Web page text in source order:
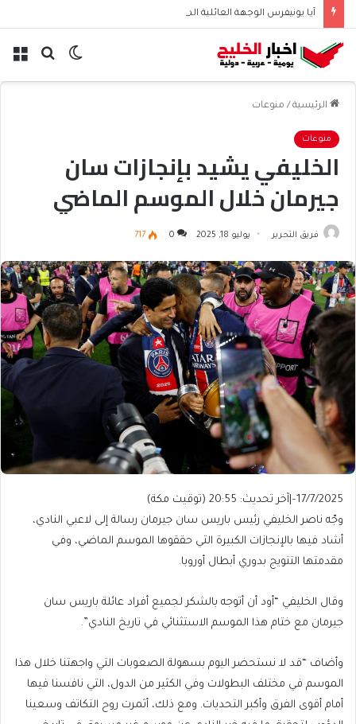
آيا يونيفرس الوجهة العائلية المثالية للترفيه والمغامرات
بحث الوضع
الرئيسية / منوعات
منوعات
الخليفي يشيد بإنجازات سان
جيرمان خلال الموسم الماضي
فريق التحرير يوليو 18, 2025 0
717
17/7/2025
– آخر تحديث: 20:55 (توقيت مكة)
وجّه ناصر الخليفي رئيس باريس سان جيرمان رسالة إلى لاعبي النادي،
أشاد فيها بالإنجازات الكبيرة التي حققوها الموسم الماضي، وفي
مقدمتها التتويج بدوري أبطال أوروبا.
وقال الخليفي “أود أن أتوجه بالشكر لجميع أفراد عائلة باريس سان
جيرمان مع ختام هذا الموسم الاستثنائي في تاريخ النادي”.
وأضاف “قد لا نستحضر اليوم بسهولة الصعوبات التي واجهتنا خلال هذا
الموسم في مختلف البطولات وفي الكثير من الدول، التي نافسنا فيها
أمام أقوى الفرق وأكبر التحديات. ومع ذلك، أثمرت روح التكاتف وسعينا